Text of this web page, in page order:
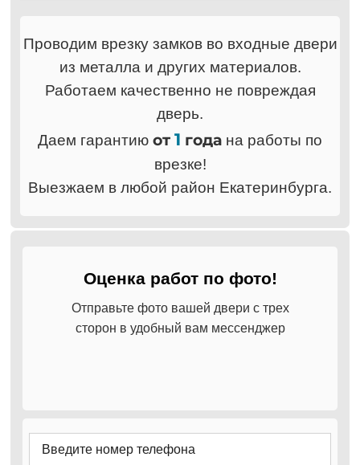
Проводим врезку замков во входные двери
из металла и других материалов.
Работаем качественно не повреждая
дверь.
Даем гарантию от 1 года на работы по
врезке!
Выезжаем в любой район Екатеринбурга.
Оценка работ по фото!
Отправьте фото вашей двери с трех
сторон в удобный вам мессенджер